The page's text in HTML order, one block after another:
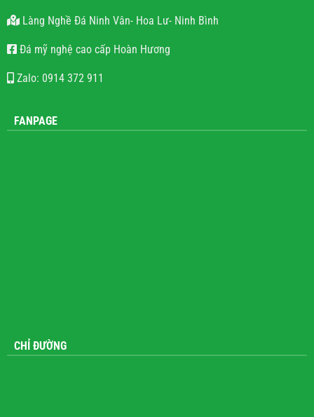
Làng Nghề Đá Ninh Vân- Hoa Lư- Ninh Bình
Đá mỹ nghệ cao cấp Hoàn Hương
Zalo: 0914 372 911
FANPAGE
CHỈ ĐƯỜNG